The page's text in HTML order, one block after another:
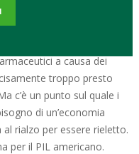
dati sui sondaggi e
Il mercato sta
a causa dei
troppo presto
c’è un punto sul quale i
di un’economia
rialzo per essere rieletto.
per il PIL americano.